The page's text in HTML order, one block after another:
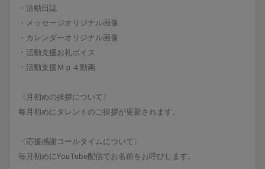
・活動日誌
・メッセージオリジナル画像
・カレンダーオリジナル画像
・活動支援お礼ボイス
・活動支援Ｍｐ４動画
〈月初めの挨拶について〉
毎月初めにタレントのご挨拶が更新されます。
〈応援感謝コールタイムについて〉
毎月初めにYouTube配信でお名前をお呼びします。